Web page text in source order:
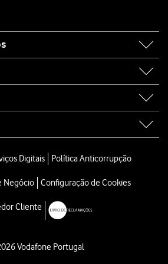
Digitais Política Anticorrupção
Negócio Configuração de Cookies
Cliente
Vodafone Portugal